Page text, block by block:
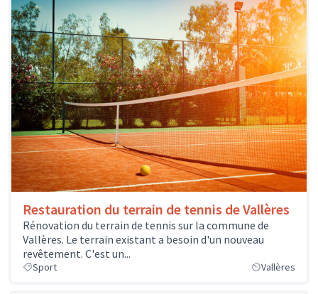
Restauration du terrain de tennis de Vallères
Rénovation du terrain de tennis sur la commune de
Vallères. Le terrain existant a besoin d'un nouveau
revêtement. C'est un...
Sport Vallères